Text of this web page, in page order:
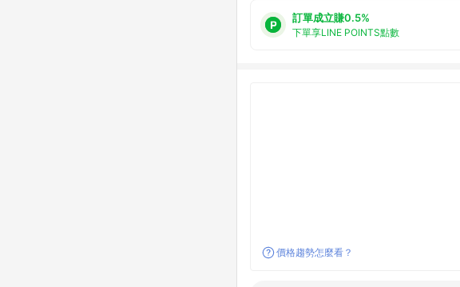
訂單成立賺0.5%
下單享LINE POINTS點數
價格趨勢怎麼看？